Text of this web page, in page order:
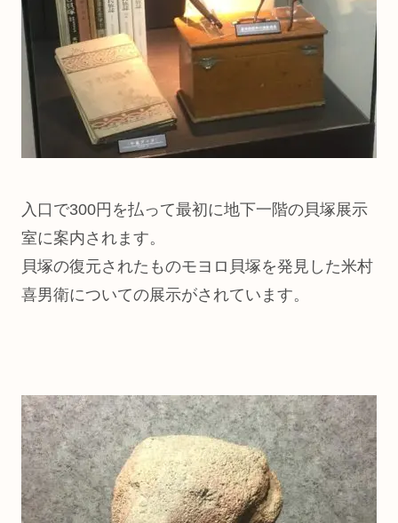
入口で300円を払って最初に地下一階の貝塚展示
室に案内されます。
貝塚の復元されたものモヨロ貝塚を発見した米村
喜男衛についての展示がされています。